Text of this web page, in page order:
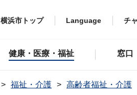
横浜市トップ Language チ
健康・医療・福祉 窓口
福祉・介護
高齢者福祉・介護